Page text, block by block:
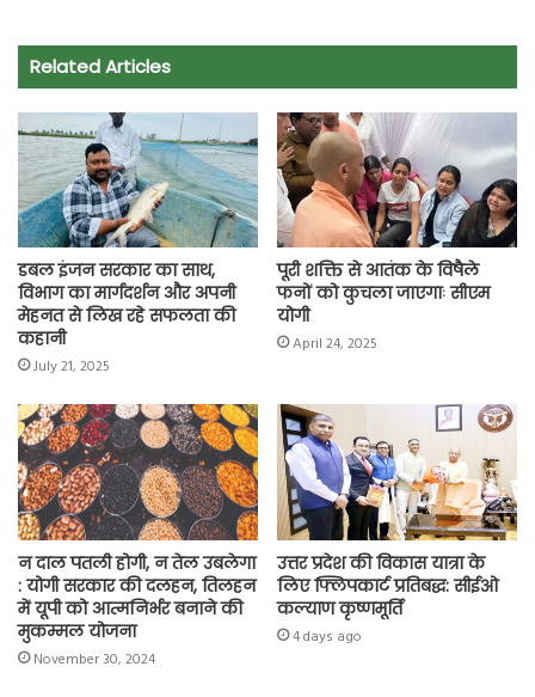
e
b
o
k
t
s
p
p
t
t
r
e
a
m
i
y
n
k
r
Related Articles
डबल इंजन सरकार का साथ,
विभाग का मार्गदर्शन और अपनी
मेहनत से लिख रहे सफलता की
कहानी
July 21, 2025
पूरी शक्ति से आतंक के विषैले
फनों को कुचला जाएगाः सीएम
योगी
April 24, 2025
न दाल पतली होगी, न तेल उबलेगा
: योगी सरकार की दलहन, तिलहन
में यूपी को आत्मनिर्भर बनाने की
मुकम्मल योजना
November 30, 2024
उत्तर प्रदेश की विकास यात्रा के
लिए फ्लिपकार्ट प्रतिबद्ध: सीईओ
कल्याण कृष्णमूर्ति
4 days ago